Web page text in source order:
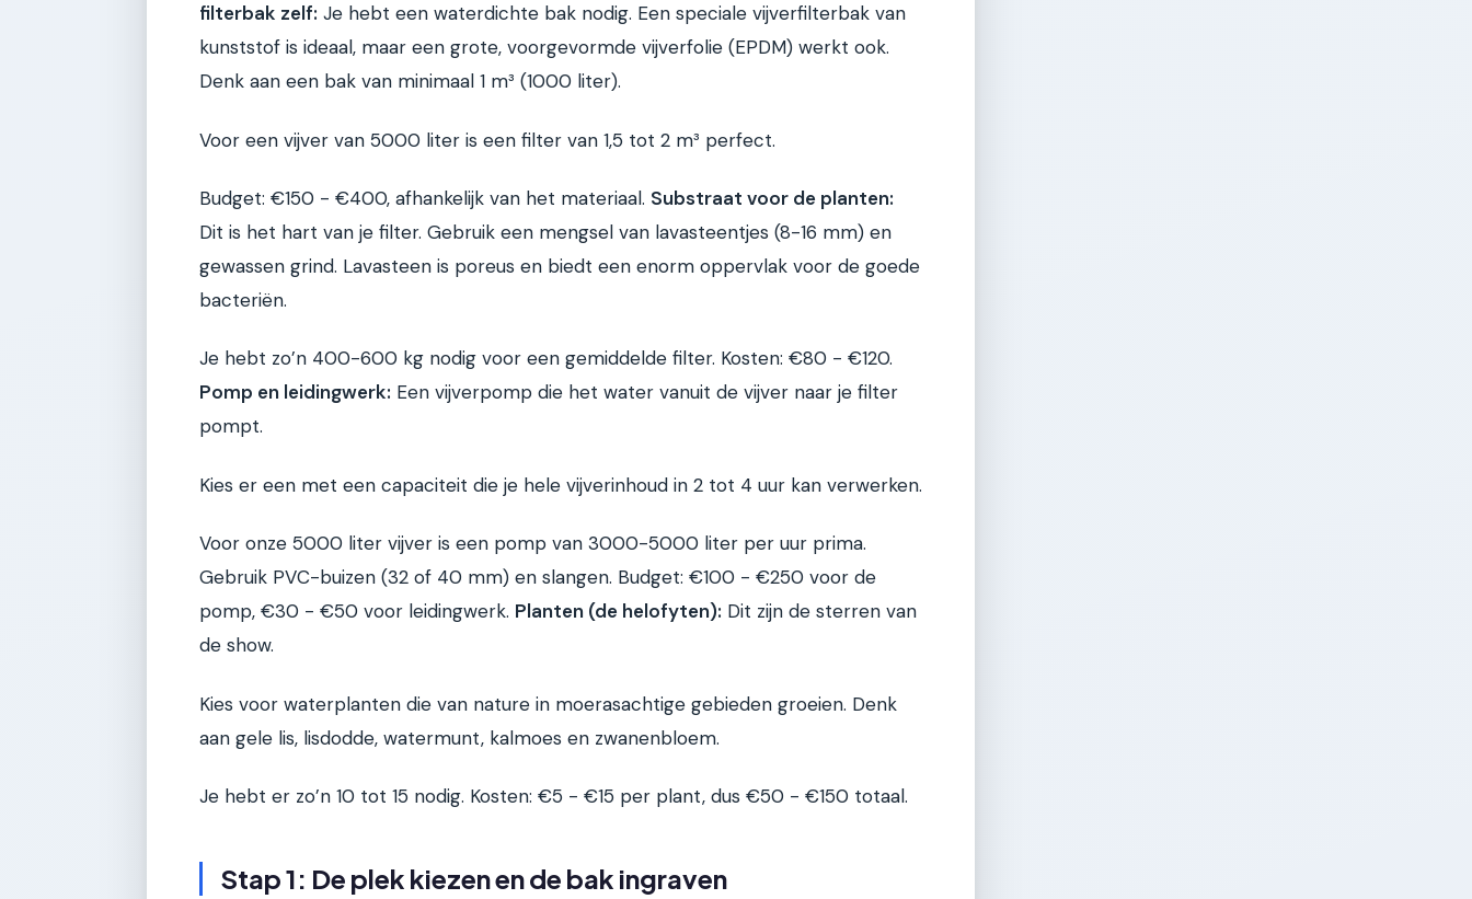
filterbak zelf: Je hebt een waterdichte bak nodig. Een speciale vijverfilterbak van
kunststof is ideaal, maar een grote, voorgevormde vijverfolie (EPDM) werkt ook.
Denk aan een bak van minimaal 1 m³ (1000 liter).
Voor een vijver van 5000 liter is een filter van 1,5 tot 2 m³ perfect.
Budget: €150 - €400, afhankelijk van het materiaal. Substraat voor de planten:
Dit is het hart van je filter. Gebruik een mengsel van lavasteentjes (8-16 mm) en
gewassen grind. Lavasteen is poreus en biedt een enorm oppervlak voor de goede
bacteriën.
Je hebt zo’n 400-600 kg nodig voor een gemiddelde filter. Kosten: €80 - €120.
Pomp en leidingwerk: Een vijverpomp die het water vanuit de vijver naar je filter
pompt.
Kies er een met een capaciteit die je hele vijverinhoud in 2 tot 4 uur kan verwerken.
Voor onze 5000 liter vijver is een pomp van 3000-5000 liter per uur prima.
Gebruik PVC-buizen (32 of 40 mm) en slangen. Budget: €100 - €250 voor de
pomp, €30 - €50 voor leidingwerk. Planten (de helofyten): Dit zijn de sterren van
de show.
Kies voor waterplanten die van nature in moerasachtige gebieden groeien. Denk
aan gele lis, lisdodde, watermunt, kalmoes en zwanenbloem.
Je hebt er zo’n 10 tot 15 nodig. Kosten: €5 - €15 per plant, dus €50 - €150 totaal.
Stap 1: De plek kiezen en de bak ingraven